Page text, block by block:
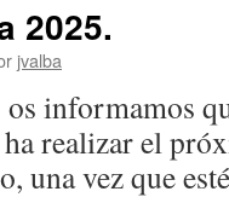
2025.
jvalba
informamos
realizar el
una vez que